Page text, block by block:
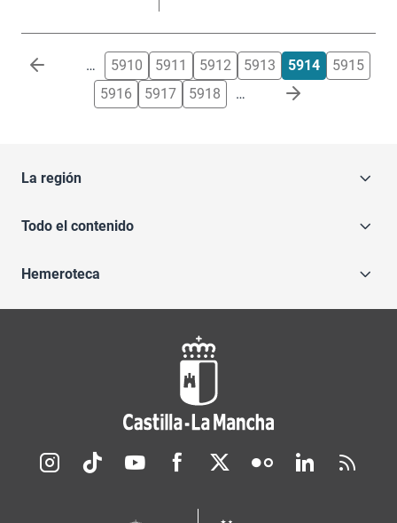
Paginación … 5910 5911 5912 5913 5914
5915
5916
5917 5918 …
La región
Todo el contenido
Hemeroteca
Redes sociales JCCM